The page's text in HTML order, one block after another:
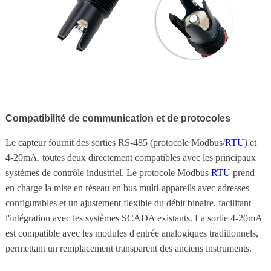
Compatibilité de communication et de protocoles
Le capteur fournit des sorties RS-485 (protocole Modbus/RTU) et
4-20mA, toutes deux directement compatibles avec les principaux
systèmes de contrôle industriel. Le protocole Modbus RTUprend
en charge la mise en réseau en bus multi-appareils avec adresses
configurables et un ajustement flexible du débit binaire, facilitant
l'intégration avec les systèmes SCADA existants. La sortie 4-20mA
est compatible avec les modules d'entrée analogiques traditionnels,
permettant un remplacement transparent des anciens instruments.